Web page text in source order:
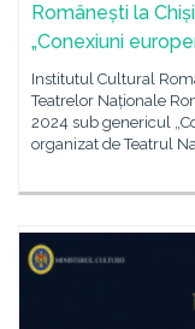
Românești la
„Conexiuni
Institutul Cultural
Teatrelor Naționale
2024 sub genericul
organizat de Teatrul